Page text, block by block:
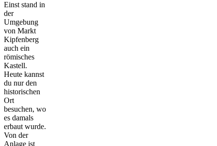
Einst stand in
der
Umgebung
von Markt
Kipfenberg
auch ein
römisches
Kastell.
Heute kannst
du nur den
historischen
Ort
besuchen, wo
es damals
erbaut wurde.
Von der
Anlage ist